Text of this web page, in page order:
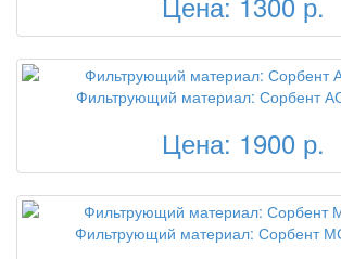
Фильтрующий материал: Сорбент
Цена: 1900 р.
Фильтрующий материал: Сорбент